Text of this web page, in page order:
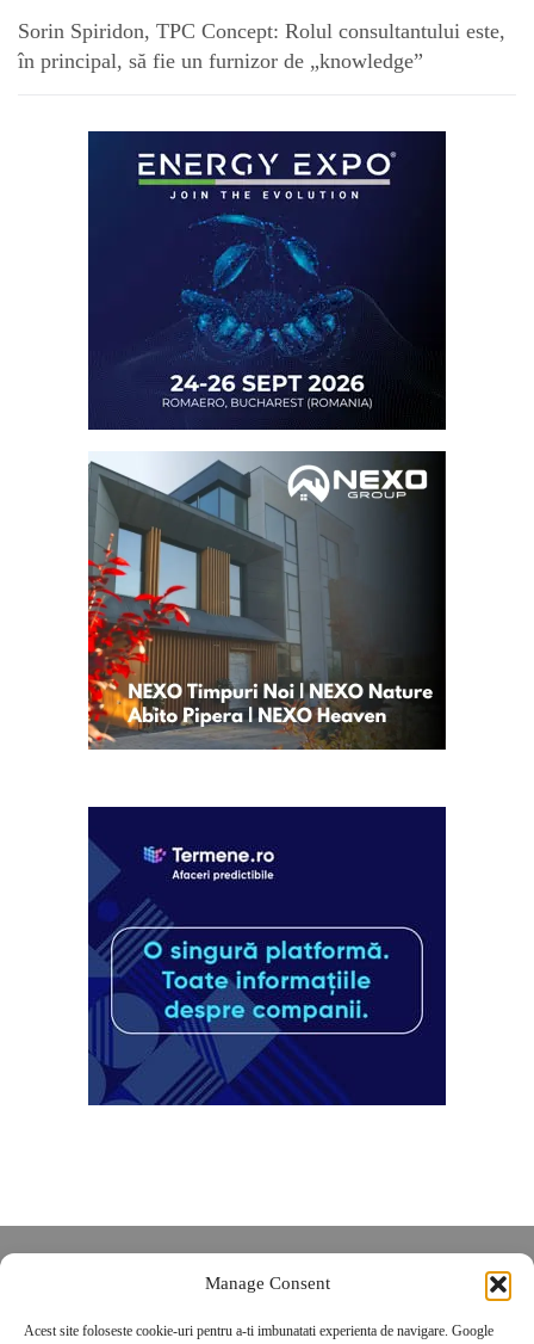
Manage Consent
Acest site foloseste cookie-uri pentru a-ti imbunatati experienta de navigare. Google
Sorin Spiridon, TPC Concept: Rolul consultantului este,
în principal, să fie un furnizor de „knowledge”
POLITICĂ DE CONFIDENȚIALITATE